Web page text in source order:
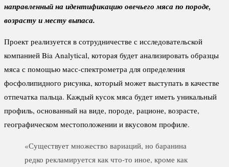
направленный на идентификацию овечьего мяса по породе,
возрасту и месту выпаса.
Проект реализуется в сотрудничестве с исследовательской
компанией Bia Analytical, которая будет анализировать образцы
мяса с помощью масс-спектрометра для определения
фосфолипидного рисунка, который может выступать в качестве
отпечатка пальца. Каждый кусок мяса будет иметь уникальный
профиль, основанный на виде, породе, рационе, возрасте,
географическом местоположении и вкусовом профиле.
«Существует множество вариаций, но баранина
редко рекламируется как что-то иное, кроме как